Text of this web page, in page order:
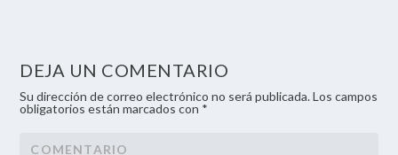
DEJA UN COMENTARIO
Su dirección de correo electrónico no será publicada. Los campos
obligatorios están marcados con *